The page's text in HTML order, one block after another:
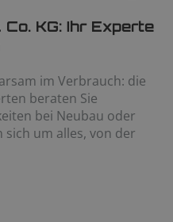
KG: Ihr Experte
im Verbrauch: die
beraten Sie
bei Neubau oder
um alles, von der